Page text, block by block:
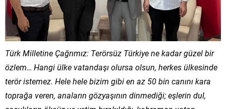
Türk Milletine Çağrımız: Terörsüz Türkiye ne kadar güzel bir
özlem… Hangi ülke vatandaşı olursa olsun, herkes ülkesinde
terör istemez. Hele hele bizim gibi en az 50 bin canını kara
toprağa veren, anaların gözyaşının dinmediği; eşlerin dul,